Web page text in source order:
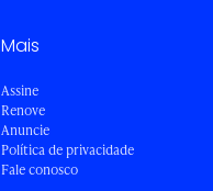
Mais
Assine
Renove
Anuncie
Política de privacidade
Fale conosco